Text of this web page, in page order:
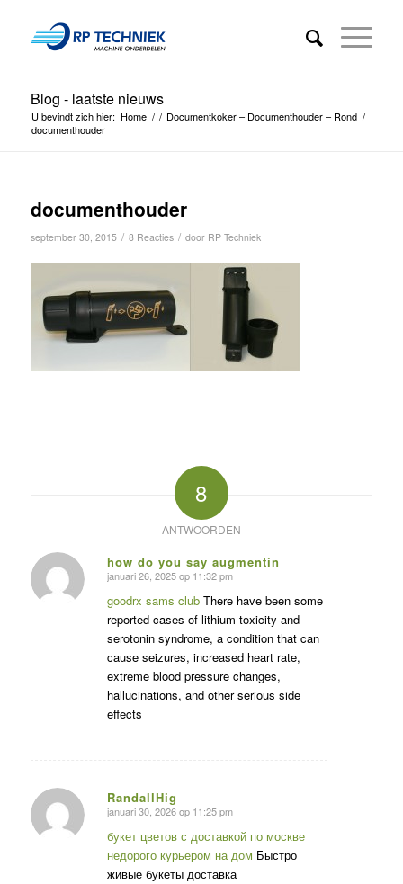
Blog - laatste nieuws
U bevindt zich hier: Home / / Documentkoker – Documenthouder – Rond /
documenthouder
documenthouder
september 30, 2015 / 8 Reacties / door RP Techniek
8
ANTWOORDEN
how do you say augmentin
zegt:
januari 26, 2025 op 11:32 pm
goodrx sams clubThere have been some
reported cases of lithium toxicity and
serotonin syndrome, a condition that can
cause seizures, increased heart rate,
extreme blood pressure changes,
hallucinations, and other serious side
effects
RandallHig
zegt:
januari 30, 2026 op 11:25 pm
букет цветов с доставкой по москве
недорого курьером на дом Быстро
живые букеты доставка